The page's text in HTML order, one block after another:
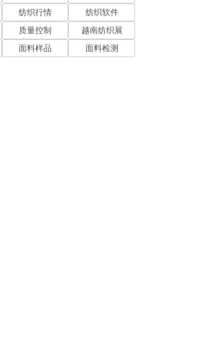
纺织行情
纺织软件
质量控制
越南纺织展
面料样品 面料检测